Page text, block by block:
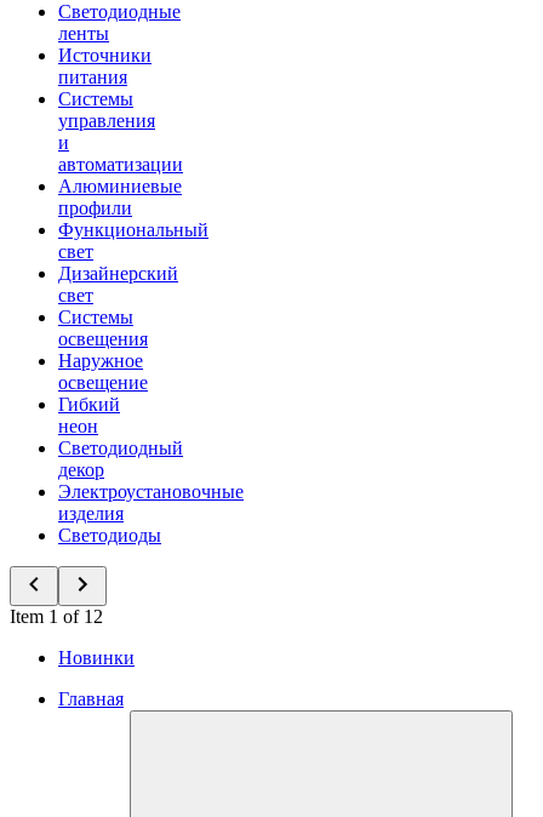
Светодиодные
ленты
Источники
питания
Системы
управления
и
автоматизации
Алюминиевые
профили
Функциональный
свет
Дизайнерский
свет
Системы
освещения
Наружное
освещение
Гибкий
неон
Светодиодный
декор
Электроустановочные
изделия
Светодиоды
Item 1 of 12
Новинки
Главная